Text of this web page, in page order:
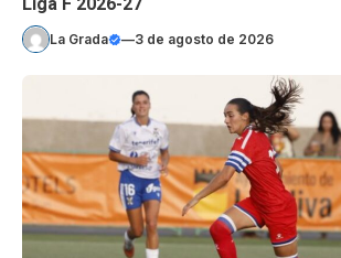
Liga F 2026-27
La Grada —3 de agosto de 2026